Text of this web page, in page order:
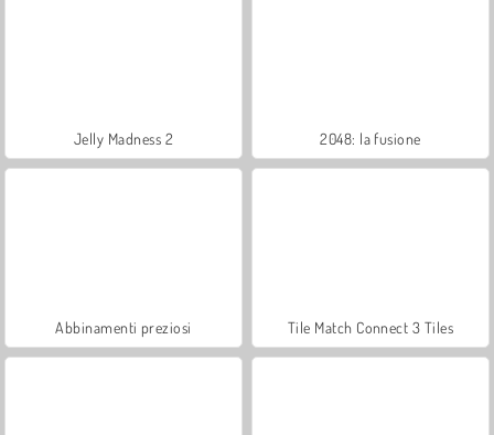
Jelly Madness 2 2048: la fusione
Abbinamenti preziosi Tile Match Connect 3 Tiles